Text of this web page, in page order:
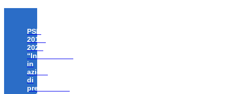
PSR
2014-
2020
“Investimenti
in
azioni
di
prevenzione